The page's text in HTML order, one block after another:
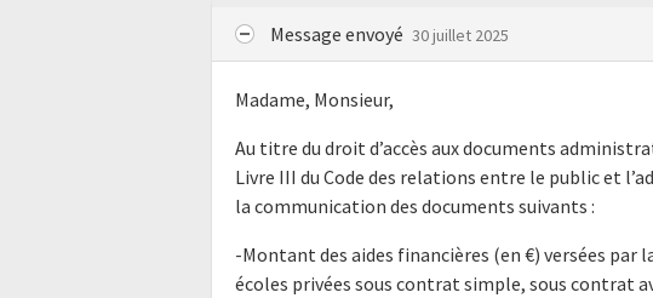
Message envoyé 30 juillet 2025
Madame, Monsieur,
Au titre du droit d’accès aux documents
Livre III du Code des relations entre le public et
la communication des documents suivants :
-Montant des aides financières (en €) versées par
écoles privées sous contrat simple, sous contrat